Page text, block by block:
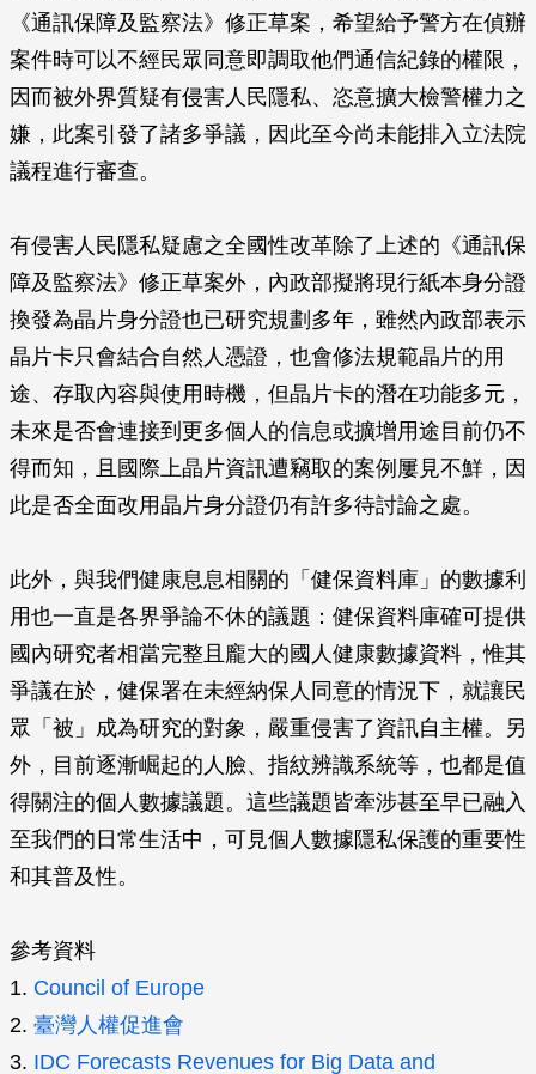
《通訊保障及監察法》修正草案，希望給予警方在偵辦
案件時可以不經民眾同意即調取他們通信紀錄的權限，
因而被外界質疑有侵害人民隱私、恣意擴大檢警權力之
嫌，此案引發了諸多爭議，因此至今尚未能排入立法院
議程進行審查。
有侵害人民隱私疑慮之全國性改革除了上述的《通訊保
障及監察法》修正草案外，內政部擬將現行紙本身分證
換發為晶片身分證也已研究規劃多年，雖然內政部表示
晶片卡只會結合自然人憑證，也會修法規範晶片的用
途、存取內容與使用時機，但晶片卡的潛在功能多元，
未來是否會連接到更多個人的信息或擴增用途目前仍不
得而知，且國際上晶片資訊遭竊取的案例屢見不鮮，因
此是否全面改用晶片身分證仍有許多待討論之處。
此外，與我們健康息息相關的「健保資料庫」的數據利
用也一直是各界爭論不休的議題：健保資料庫確可提供
國內研究者相當完整且龐大的國人健康數據資料，惟其
爭議在於，健保署在未經納保人同意的情況下，就讓民
眾「被」成為研究的對象，嚴重侵害了資訊自主權。另
外，目前逐漸崛起的人臉、指紋辨識系統等，也都是值
得關注的個人數據議題。這些議題皆牽涉甚至早已融入
至我們的日常生活中，可見個人數據隱私保護的重要性
和其普及性。
參考資料
1. Council of Europe
2. 臺灣人權促進會
3. IDC Forecasts Revenues for Big Data and